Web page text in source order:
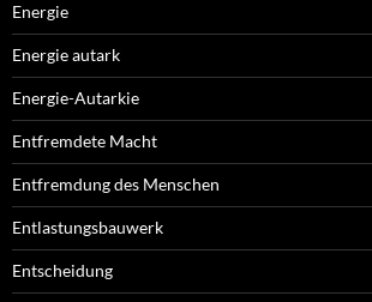
Energie
Energie autark
Energie-Autarkie
Entfremdete Macht
Entfremdung des Menschen
Entlastungsbauwerk
Entscheidung